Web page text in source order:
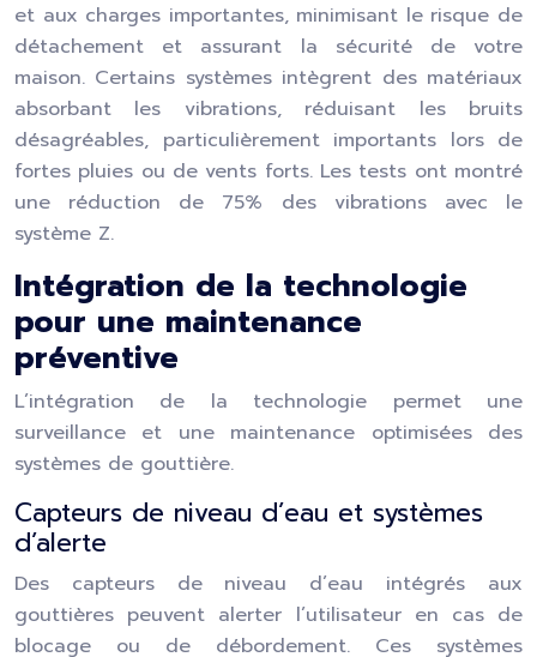
et aux charges importantes, minimisant le risque de
détachement et assurant la sécurité de votre
maison. Certains systèmes intègrent des matériaux
absorbant les vibrations, réduisant les bruits
désagréables, particulièrement importants lors de
fortes pluies ou de vents forts. Les tests ont montré
une réduction de 75% des vibrations avec le
système Z.
Intégration de la technologie
pour une maintenance
préventive
L’intégration de la technologie permet une
surveillance et une maintenance optimisées des
systèmes de gouttière.
Capteurs de niveau d’eau et systèmes
d’alerte
Des capteurs de niveau d’eau intégrés aux
gouttières peuvent alerter l’utilisateur en cas de
blocage ou de débordement. Ces systèmes